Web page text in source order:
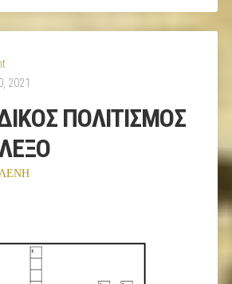
2021
ΠΟΛΙΤΙΣΜΟΣ